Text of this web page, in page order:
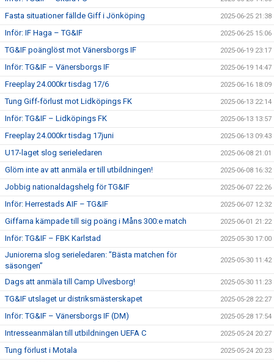
Fasta situationer fällde Giff i Jönköping 2025-06-25 21:38
Inför: IF Haga – TG&IF 2025-06-25 15:06
TG&IF poänglöst mot Vänersborgs IF 2025-06-19 23:17
Inför: TG&IF – Vänersborgs IF 2025-06-19 14:47
Freeplay 24.000kr tisdag 17/6 2025-06-16 18:09
Tung Giff-förlust mot Lidköpings FK 2025-06-13 22:14
Inför: TG&IF – Lidköpings FK 2025-06-13 13:57
Freeplay 24.000kr tisdag 17juni 2025-06-13 09:43
U17-laget slog serieledaren 2025-06-08 21:01
Glöm inte av att anmäla er till utbildningen! 2025-06-08 16:32
Jobbig nationaldagshelg för TG&IF 2025-06-07 22:26
Inför: Herrestads AIF – TG&IF 2025-06-07 12:32
Giffarna kämpade till sig poäng i Måns 300:e match 2025-06-01 21:22
Inför: TG&IF – FBK Karlstad 2025-05-30 17:00
Juniorerna slog serieledaren: ”Bästa matchen för
säsongen”
2025-05-30 11:42
Dags att anmäla till Camp Ulvesborg! 2025-05-30 11:23
TG&IF utslaget ur distriksmästerskapet 2025-05-28 22:27
Inför: TG&IF – Vänersborgs IF (DM) 2025-05-28 17:54
Intresseanmälan till utbildningen UEFA C 2025-05-24 20:27
Tung förlust i Motala 2025-05-24 20:23